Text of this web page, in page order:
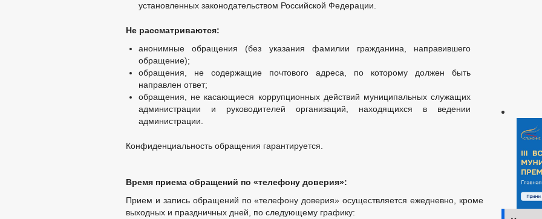
установленных законодательством Российской Федерации.
Не рассматриваются:
анонимные обращения (без указания фамилии гражданина, направившего
обращение);
обращения, не содержащие почтового адреса, по которому должен быть
направлен ответ;
обращения, не касающиеся коррупционных действий муниципальных служащих
администрации и руководителей организаций, находящихся в ведении
администрации.
Конфиденциальность обращения гарантируется.
Время приема обращений по «телефону доверия»:
Прием и запись обращений по «телефону доверия» осуществляется ежедневно, кроме
выходных и праздничных дней, по следующему графику: